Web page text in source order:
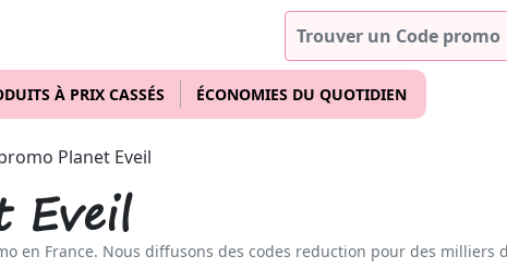
À PRIX CASSÉS ÉCONOMIES DU QUOTIDIEN
Planet Eveil
Eveil
en France. Nous diffusons des codes reduction pour des milliers